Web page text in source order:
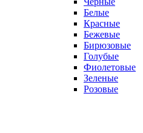
Белые
Красные
Бежевые
Бирюзовые
Голубые
Фиолетовые
Зеленые
Розовые